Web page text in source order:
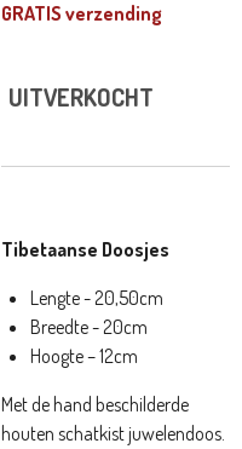
GRATIS verzending
UITVERKOCHT
Tibetaanse Doosjes
Lengte - 20,50cm
Breedte - 20cm
Hoogte – 12cm
Met de hand beschilderde
houten schatkist juwelendoos.